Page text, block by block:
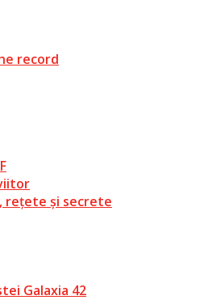
record
rețete și secrete
Galaxia 42